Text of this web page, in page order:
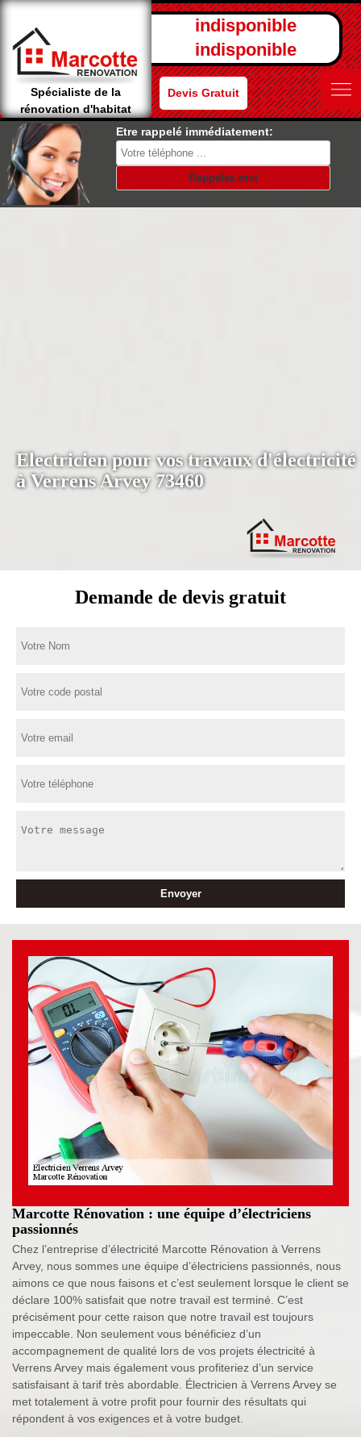
Spécialiste de la
rénovation d'habitat
indisponible
indisponible
Devis Gratuit
Etre rappelé immédiatement:
Electricien pour vos travaux d'électricité
à Verrens Arvey 73460
Demande de devis gratuit
Marcotte Rénovation : une équipe d’électriciens
passionnés
Chez l’entreprise d’électricité Marcotte Rénovation à Verrens
Arvey, nous sommes une équipe d’électriciens passionnés, nous
aimons ce que nous faisons et c’est seulement lorsque le client se
déclare 100% satisfait que notre travail est terminé. C’est
précisément pour cette raison que notre travail est toujours
impeccable. Non seulement vous bénéficiez d’un
accompagnement de qualité lors de vos projets électricité à
Verrens Arvey mais également vous profiteriez d’un service
satisfaisant à tarif très abordable. Électricien à Verrens Arvey se
met totalement à votre profit pour fournir des résultats qui
répondent à vos exigences et à votre budget.